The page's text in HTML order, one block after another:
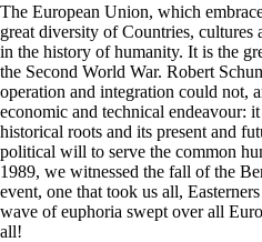
The European Union, which
great diversity of Countries, cultures
in the history of humanity. It is the
the Second World War. Robert
operation and integration could not,
economic and technical endeavour:
historical roots and its present and
political will to serve the common
1989, we witnessed the fall of the
event, one that took us all,
wave of euphoria swept over all
all!